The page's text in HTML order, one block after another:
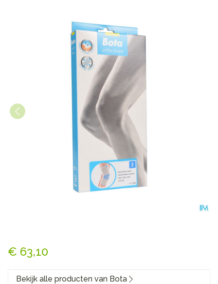
€ 63,10
Bekijk alle producten van Bota